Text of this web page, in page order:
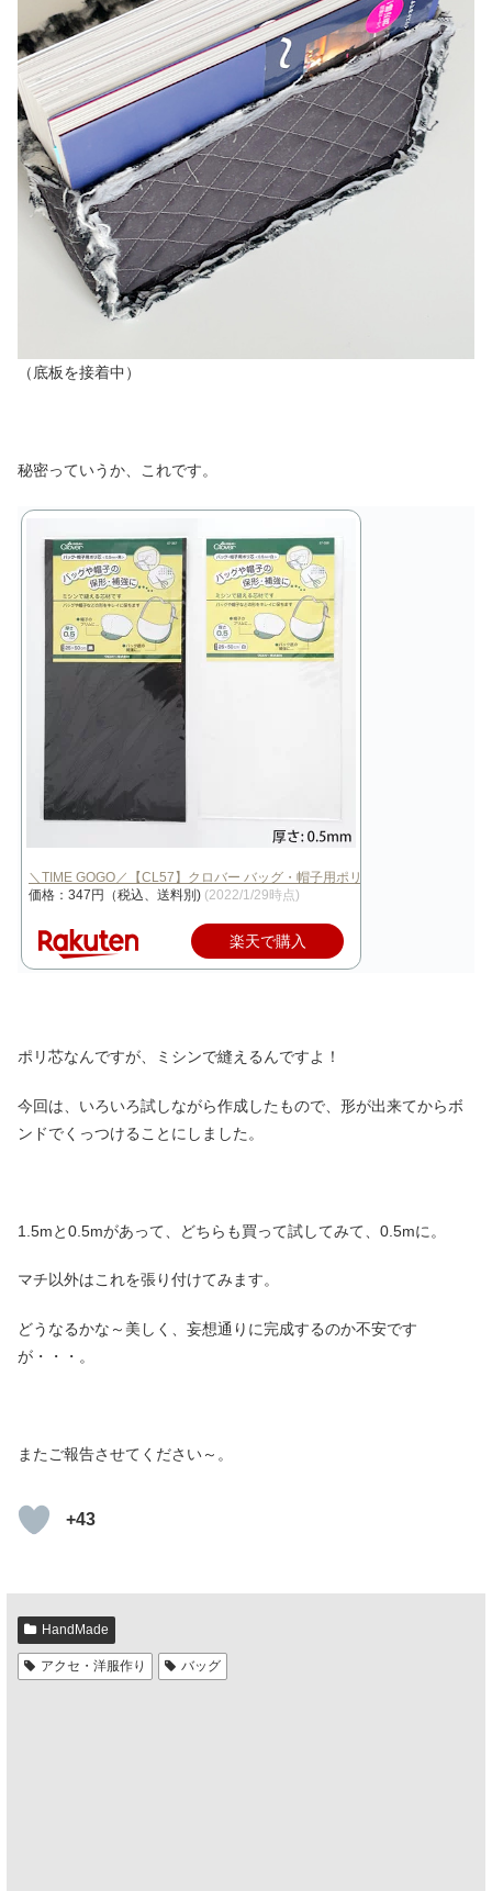
（底板を接着中）
秘密っていうか、これです。
＼TIME GOGO／【CL57】クロバー バッグ・帽子用ポリ芯（厚さ0.5mm…
価格：347円（税込、送料別) (2022/1/29時点)
楽天で購入
ポリ芯なんですが、ミシンで縫えるんですよ！
今回は、いろいろ試しながら作成したもので、形が出来てからボ
ンドでくっつけることにしました。
1.5mと0.5mがあって、どちらも買って試してみて、0.5mに。
マチ以外はこれを張り付けてみます。
どうなるかな～美しく、妄想通りに完成するのか不安です
が・・・。
またご報告させてください～。
+43
HandMade
アクセ・洋服作り バッグ